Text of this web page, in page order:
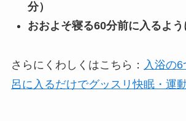
分）
おおよそ寝る60分前に入るよう
さらにくわしくはこちら： 入浴の
呂に入るだけでグッスリ快眠・運